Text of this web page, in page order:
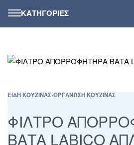
ΕΙΔΗ ΚΟΥΖΙΝΑΣ›ΟΡΓΑΝΩΣΗ ΚΟΥΖΙΝΑΣ
ΦΙΛΤΡΟ
ΒΑΤΑ LABICO